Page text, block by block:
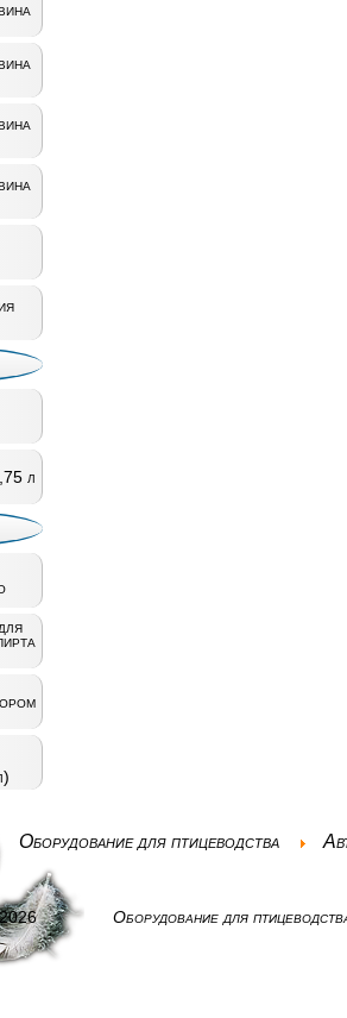
л
Оборудование для птицеводства
Оборудование для